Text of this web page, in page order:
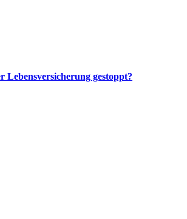
Lebensversicherung gestoppt?